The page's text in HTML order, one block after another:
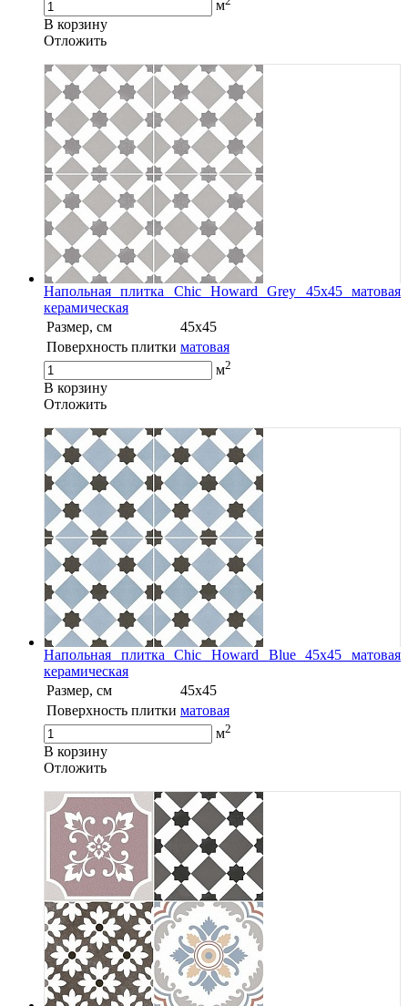
м
В корзину
Oтложить
Напольная плитка Chic Howard Grey 45x45 матовая
керамическая
Размер, см
45x45
Поверхность плитки матовая
м2
В корзину
Oтложить
Напольная плитка Chic Howard Blue 45x45 матовая
керамическая
Размер, см
45x45
Поверхность плитки матовая
м2
В корзину
Oтложить